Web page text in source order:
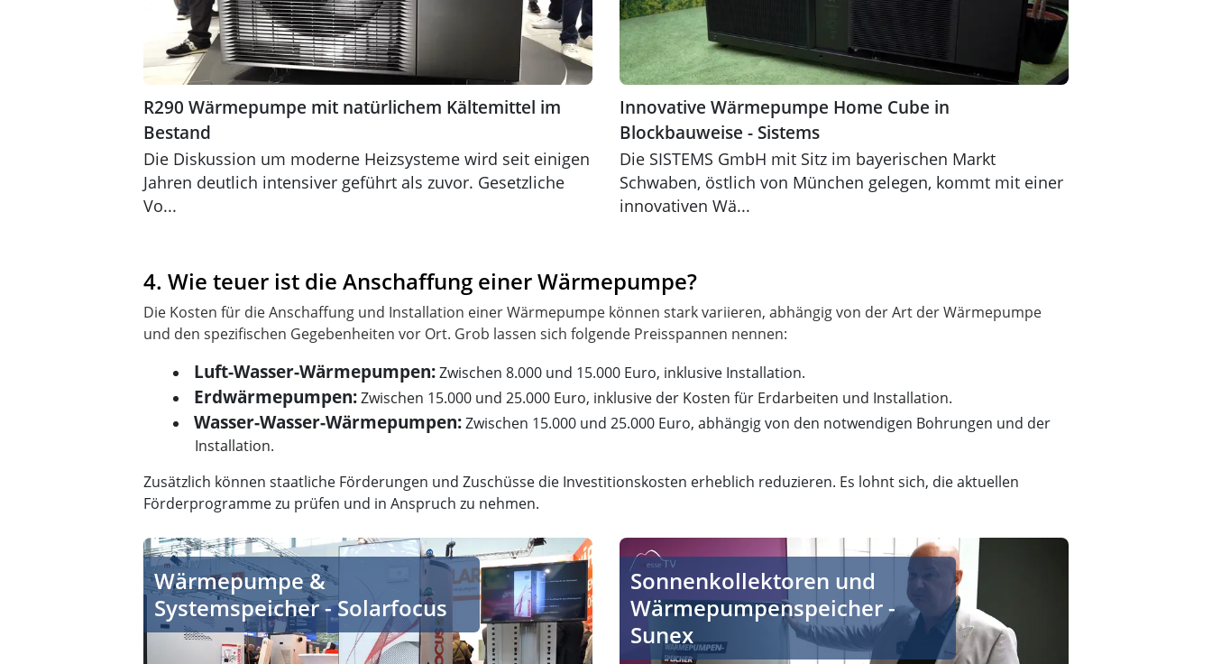
R290 Wärmepumpe mit natürlichem Kältemittel im
Bestand
Die Diskussion um moderne Heizsysteme wird seit einigen
Jahren deutlich intensiver geführt als zuvor. Gesetzliche
Vo...
Innovative Wärmepumpe Home Cube in
Blockbauweise - Sistems
Die SISTEMS GmbH mit Sitz im bayerischen Markt
Schwaben, östlich von München gelegen, kommt mit einer
innovativen Wä...
4. Wie teuer ist die Anschaffung einer Wärmepumpe?
Die Kosten für die Anschaffung und Installation einer Wärmepumpe können stark variieren, abhängig von der Art der Wärmepumpe
Luft-Wasser-Wärmepumpen:Zwischen 8.000 und 15.000 Euro, inklusive Installation.
Erdwärmepumpen:Zwischen 15.000 und 25.000 Euro, inklusive der Kosten für Erdarbeiten und Installation.
Wasser-Wasser-Wärmepumpen:Zwischen 15.000 und 25.000 Euro, abhängig von den notwendigen Bohrungen und der
Installation.
Zusätzlich können staatliche Förderungen und Zuschüsse die Investitionskosten erheblich reduzieren. Es lohnt sich, die aktuellen
Förderprogramme zu prüfen und in Anspruch zu nehmen.
Solarfocus: Wärmepumpen und intelligente Systemspeicher für maximale Effizienz
Wärmepumpe &
Systemspeicher - Solarfocus
Sonnenkollektoren, Wärmepumpenspeicher, Brauchwasserwärmepumpen - Sunex
Sonnenkollektoren und
Wärmepumpenspeicher -
Sunex